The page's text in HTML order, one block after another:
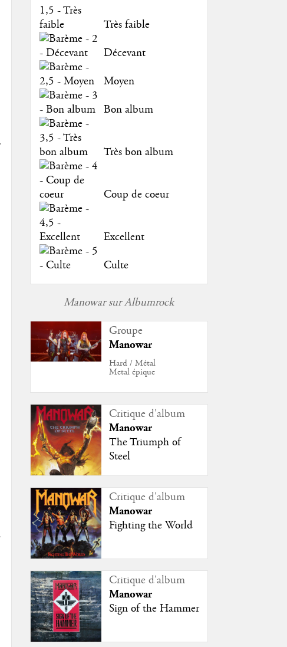
Très faible
Décevant
Moyen
Bon album
Très bon album
Coup de coeur
Excellent
Culte
Manowar sur Albumrock
Groupe
Manowar
Hard / Métal
Metal épique
Critique d'album
Manowar
The Triumph of
Steel
Critique d'album
Manowar
Fighting the World
Critique d'album
Manowar
Sign of the Hammer